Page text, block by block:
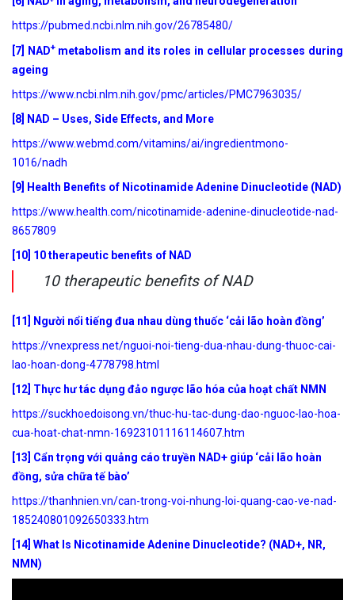
https://pubmed.ncbi.nlm.nih.gov/26785480/
[7] NAD+metabolism and its roles in cellular processes during
ageing
https://www.ncbi.nlm.nih.gov/pmc/articles/PMC7963035/
8] NAD – Uses, Side Effects, and More
https://www.webmd.com/vitamins/ai/ingredientmono-
1016/nadh
[9] Health Benefits of Nicotinamide Adenine Dinucleotide (NAD)
https://www.health.com/nicotinamide-adenine-dinucleotide-nad-
8657809
[10] 10 therapeutic benefits of NAD
10 therapeutic benefits of NAD
[11] Người nổi tiếng đua nhau dùng thuốc ‘cải lão hoàn đồng’
https://vnexpress.net/nguoi-noi-tieng-dua-nhau-dung-thuoc-cai-
lao-hoan-dong-4778798.html
[12] Thực hư tác dụng đảo ngược lão hóa của hoạt chất NMN
https://suckhoedoisong.vn/thuc-hu-tac-dung-dao-nguoc-lao-hoa-
cua-hoat-chat-nmn-16923101116114607.htm
[13] Cẩn trọng với quảng cáo truyền NAD+ giúp ‘cải lão hoàn
đồng, sửa chữa tế bào’
https://thanhnien.vn/can-trong-voi-nhung-loi-quang-cao-ve-nad-
185240801092650333.htm
[14] What Is Nicotinamide Adenine Dinucleotide? (NAD+, NR,
NMN)